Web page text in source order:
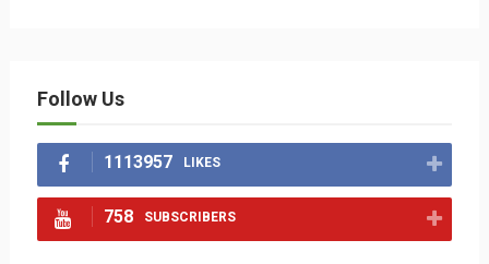
Follow Us
1113957 LIKES
758 SUBSCRIBERS